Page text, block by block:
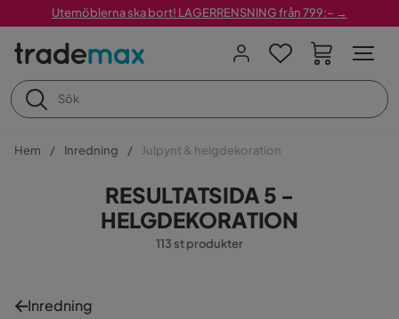
Utemöblerna ska bort! LAGERRENSNING från 799:– →
Hem Inredning Julpynt & helgdekoration
RESULTATSIDA 5 -
HELGDEKORATION
113 st produkter
Inredning